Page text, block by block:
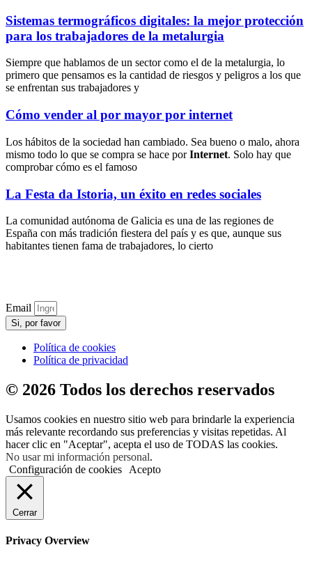
Sistemas termográficos digitales: la mejor protección
para los trabajadores de la metalurgia
Siempre que hablamos de un sector como el de la metalurgia, lo
primero que pensamos es la cantidad de riesgos y peligros a los que
se enfrentan sus trabajadores y
Cómo vender al por mayor por internet
Los hábitos de la sociedad han cambiado. Sea bueno o malo, ahora
mismo todo lo que se compra se hace porInternet. Solo hay que
comprobar cómo es el famoso
La Festa da Istoria, un éxito en redes sociales
La comunidad autónoma de Galicia es una de las regiones de
España con más tradición fiestera del país y es que, aunque sus
habitantes tienen fama de trabajadores, lo cierto
Email
Si, por favor
Política de cookies
Política de privacidad
© 2026 Todos los derechos reservados
Usamos cookies en nuestro sitio web para brindarle la experiencia
más relevante recordando sus preferencias y visitas repetidas. Al
hacer clic en "Aceptar", acepta el uso de TODAS las cookies.
No usar mi información personal.
Configuración de cookies
Acepto
Cerrar
Privacy Overview